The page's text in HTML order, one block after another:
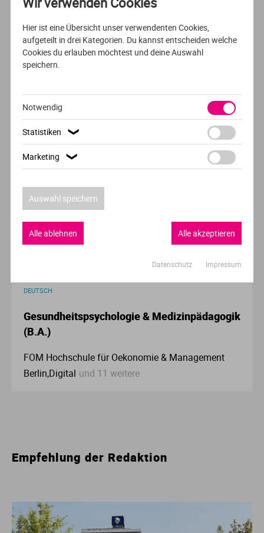
VHL University of Applied Sciences
Velp
VOLLZEIT ENGLISCH
AUSFÜHRLICHES PROFIL
Chemistry
Krems
BERUFSBEGLEITEND /DUALES / AUSBILDUNGSBEGLEITENDES
DEUTSCH
AUSFÜHRLICHES PROFIL
Gesundheitspsychologie & Medizinpädagogik
(B.A.)
FOM Hochschule für Oekonomie & Management
Berlin,Digital und 11 weitere
Empfehlung der Redaktion
Hier ist eine Übersicht unser verwendenten Cookies,
aufgeteilt in drei Kategorien. Du kannst entscheiden welche
Cookies du erlauben möchtest und deine Auswahl
speichern.
Notwendig
Statistiken ❯
Marketing ❯
Auswahl speichern
Alle akzeptieren
Alle ablehnen
Datenschutz Impressum